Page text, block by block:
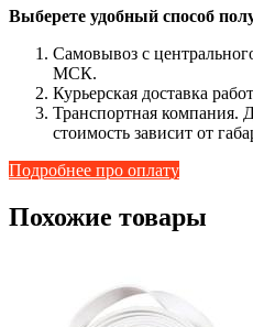
Выберете удобный способ
Самовывоз с
МСК.
Курьерская доставка
Транспортная компания.
стоимость зависит от
Подробнее про оплату
Похожие товары